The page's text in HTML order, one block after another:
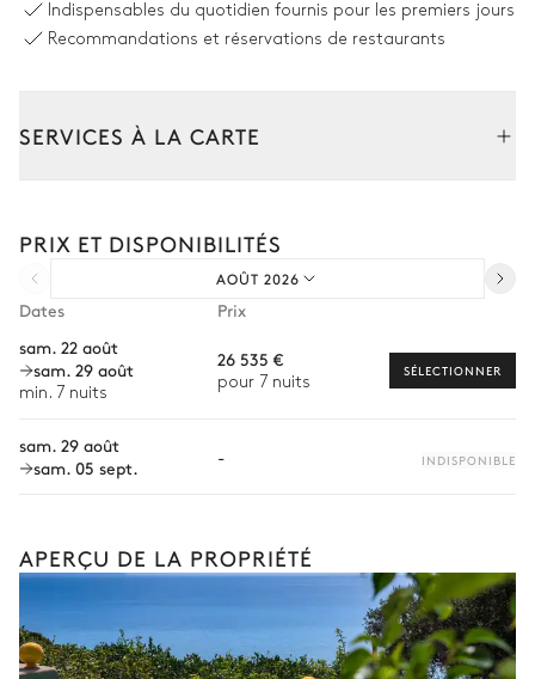
12 places
Barbecue
Four à pizza
Indispensables du quotidien fournis pour les premiers jours
Recommandations et réservations de restaurants
SERVICES À LA CARTE
Transfert à l'arrivée et au départ
Courses livrées avant l'arrivée
Personnel de maison supplémentaire
Babysitter
Visites guidées et excursions
Visites gastronomiques
PRIX ET DISPONIBILITÉS
AOÛT 2026
Dates
Prix
sam. 22 août
sam. 29 août
min. 7 nuits
26 535 €
pour 7 nuits
SÉLECTIONNER
sam. 29 août
sam. 05 sept.
- INDISPONIBLE
APERÇU DE LA PROPRIÉTÉ